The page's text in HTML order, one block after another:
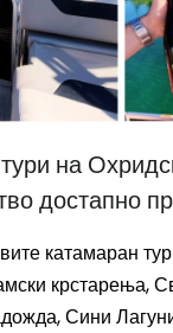
на
достапно
катамаран
крстарења,
Сини